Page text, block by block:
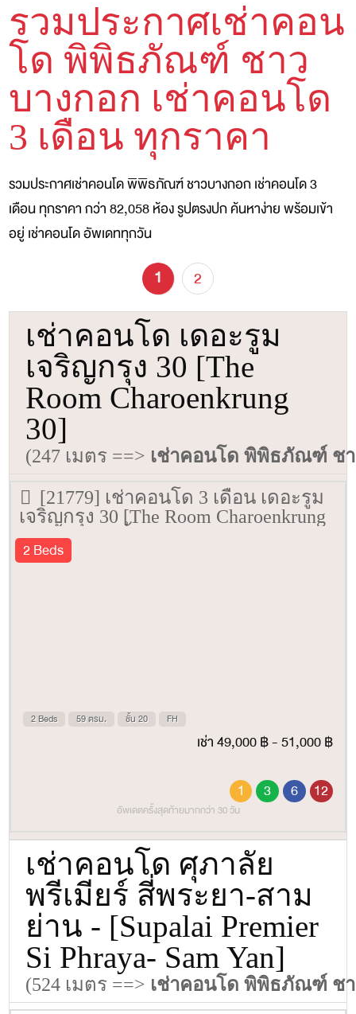
รวมประกาศเช่าคอน
โด พิพิธภัณฑ์ ชาว
บางกอก เช่าคอนโด
3 เดือน ทุกราคา
รวมประกาศเช่าคอนโด พิพิธภัณฑ์ ชาวบางกอก เช่าคอนโด 3
เดือน ทุกราคา กว่า 82,058 ห้อง รูปตรงปก ค้นหาง่าย พร้อมเข้า
อยู่ เช่าคอนโด อัพเดททุกวัน
1 2
เช่าคอนโด เดอะรูม
เจริญกรุง 30 [The
Room Charoenkrung
30]
(247 เมตร ==> เช่าคอนโด พิพิธภัณฑ์ ชา
[21779] เช่าคอนโด 3 เดือน เดอะรูม
เจริญกรุง 30 [The Room Charoenkrung
30] 59 ตรม. ชั้น 20
2 Beds
2 Beds 59 ตรม. ชั้น 20 FH
เช่า 49,000 ฿ - 51,000 ฿
1 3 6 12
อัพเดตครั้งสุดท้ายมากกว่า 30 วัน
เช่าคอนโด ศุภาลัย
พรีเมียร์ สี่พระยา-สาม
ย่าน - [Supalai Premier
Si Phraya- Sam Yan]
(524 เมตร ==> เช่าคอนโด พิพิธภัณฑ์ ชา